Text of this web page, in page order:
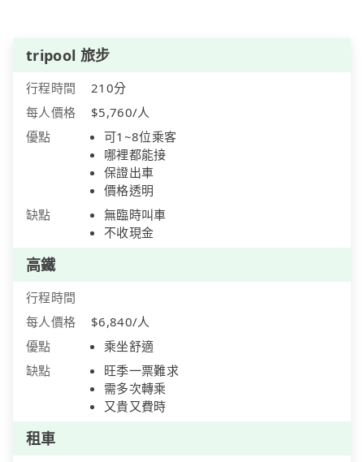
tripool 旅步
行程時間
210分
每人價格
$5,760/人
優點
可1~8位乘客
哪裡都能接
保證出車
價格透明
缺點
無臨時叫車
不收現金
高鐵
行程時間
每人價格
$6,840/人
優點
乘坐舒適
缺點
旺季一票難求
需多次轉乘
又貴又費時
租車